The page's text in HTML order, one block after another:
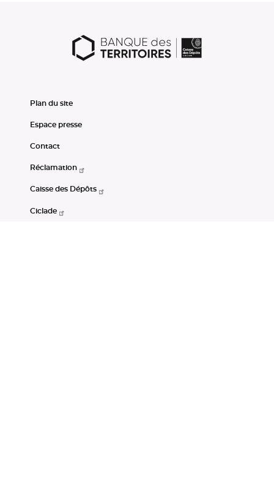
Plan du site
Espace presse
Contact
Réclamation
Caisse des Dépôts
Ciclade